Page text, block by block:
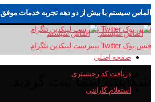
الماس سیستم با بیش از دو دهه تجربه خدمات موفق
فیس بوک Twitter پینترست لینکدین تلگرام
فیس بوک Twitter پینترست لینکدین تلگرام
صفحه اصلی
دریافت کد رجیستری
استعلام گارانتی
شکایات شما ثبت گردید.